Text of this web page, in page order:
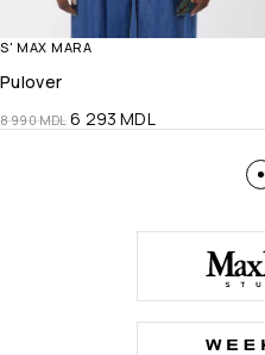
S' MAX MARA
Pulover
8 990MDL 6 293MDL